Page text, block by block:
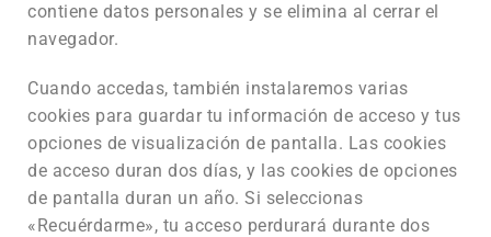
contiene datos personales y se elimina al cerrar el
navegador.
Cuando accedas, también instalaremos varias
cookies para guardar tu información de acceso y tus
opciones de visualización de pantalla. Las cookies
de acceso duran dos días, y las cookies de opciones
de pantalla duran un año. Si seleccionas
«Recuérdarme», tu acceso perdurará durante dos